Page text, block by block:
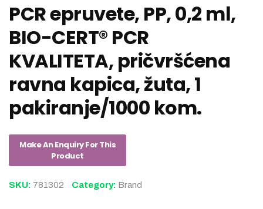
PCR epruvete, PP, 0,2 ml,
BIO-CERT® PCR
KVALITETA, pričvršćena
ravna kapica, žuta, 1
pakiranje/1000 kom.
SKU: 781302 Category: Brand